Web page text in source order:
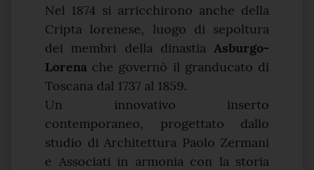
Nel 1874 si arricchirono anche della
Cripta lorenese, luogo di sepoltura
dei membri della dinastiaAsburgo-
Lorena che governò il granducato di
Toscana dal 1737 al 1859.
Un innovativo inserto
contemporaneo, progettato dallo
studio di Architettura Paolo Zermani
e Associati in armonia con la storia